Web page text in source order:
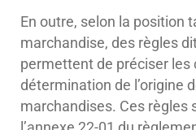
En outre, selon la position
marchandise, des règles
permettent de préciser les
détermination de l’origine
marchandises. Ces règles